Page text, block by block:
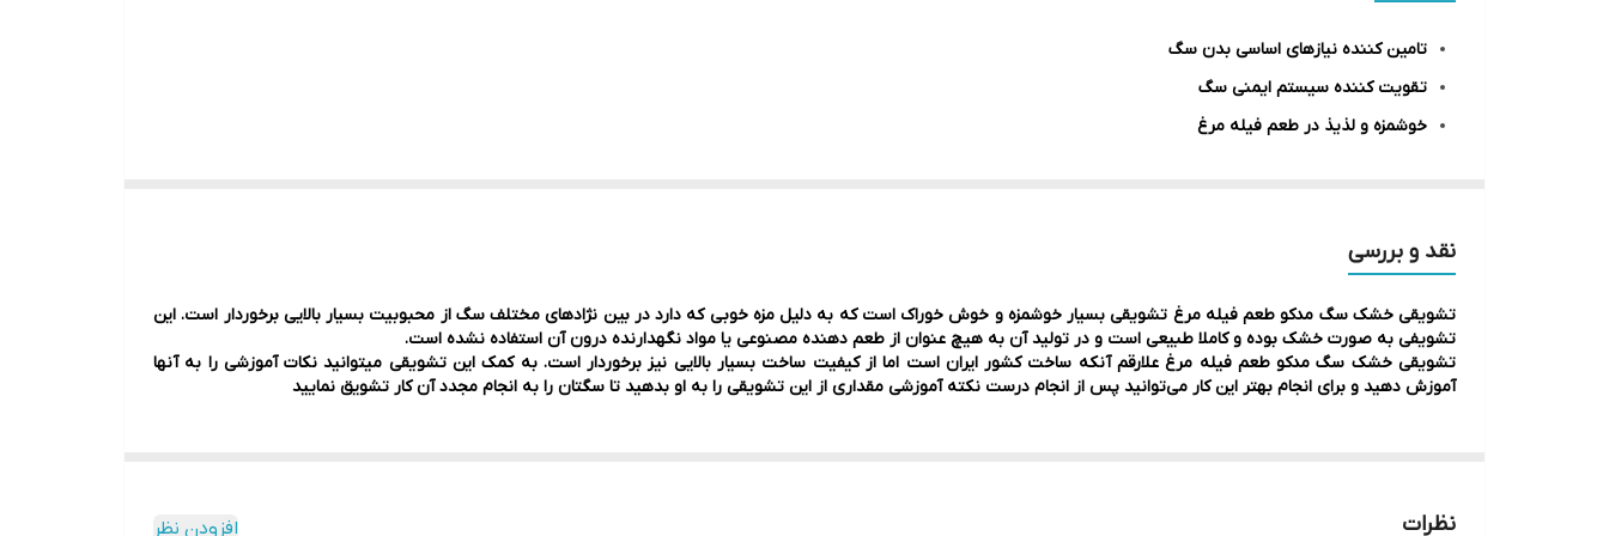
تامین کننده نیازهای اساسی بدن سگ
تقویت کننده سیستم ایمنی سگ
خوشمزه و لذیذ در طعم فیله مرغ
افزایش شور و نشاط سگ
حفظ رطوبت طبیعی بدن
100 درصد طبیعی
نقد و بررسی
تشویقی خشک سگ مدکو طعم فیله مرغ تشویقی بسیار خوشمزه و خوش خوراک است که به دلیل مزه خوبی که دارد در بین نژادهای مختلف سگ از محبوبیت بسیار بالایی برخوردار است. این
تشویفی به صورت خشک بوده و کاملا طبیعی است و در تولید آن به هیچ عنوان از طعم دهنده مصنوعی یا مواد نگهدارنده درون آن استفاده نشده است.
تشویقی خشک سگ مدکو طعم فیله مرغ علارقم آنکه ساخت کشور ایران است اما از کیفیت ساخت بسیار بالایی نیز برخوردار است. به کمک این تشویقی میتوانید نکات آموزشی را به آنها
آموزش دهید و برای انجام بهتر این کار می‌توانید پس از انجام درست نکته آموزشی مقداری از این تشویقی را به او بدهید تا سگتان را به انجام مجدد آن کار تشویق نمایید
نظرات افزودن نظر